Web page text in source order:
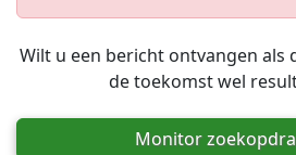
Wilt u een bericht ontvangen als
de toekomst wel
Monitor